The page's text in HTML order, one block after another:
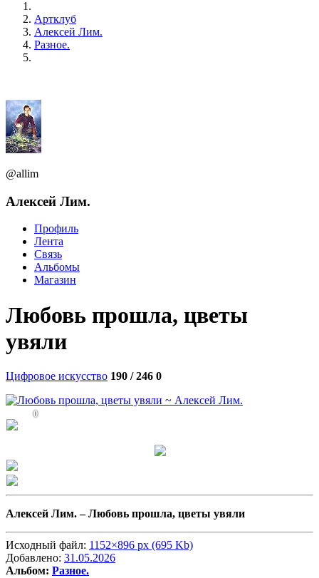
Артклуб
Алексей Лим.
Разное.
@allim
Алексей Лим.
Профиль
Лента
Связь
Альбомы
Магазин
Любовь прошла, цветы
увяли
Цифровое искусство 190 / 246 0
0
Алексей Лим. –Любовь прошла, цветы увяли
Исходный файл: 1152×896 px (695 Kb)
Добавлено: 31.05.2026
Альбом: Разное.